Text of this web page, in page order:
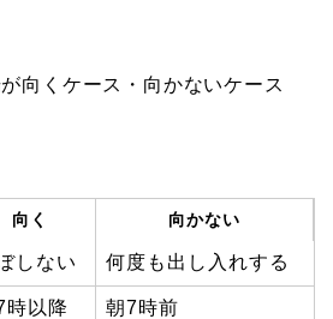
向くケース・向かないケース
向く 向かない
しない 何度も出し入れする
時以降 朝7時前